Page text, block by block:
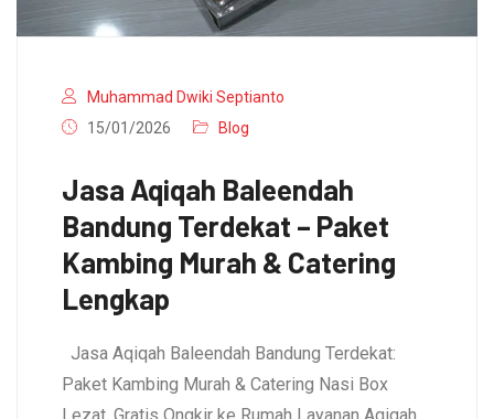
Muhammad Dwiki Septianto
15/01/2026
Blog
Jasa Aqiqah Baleendah
Bandung Terdekat – Paket
Kambing Murah & Catering
Lengkap
Jasa Aqiqah Baleendah Bandung Terdekat:
Paket Kambing Murah & Catering Nasi Box
Lezat, Gratis Ongkir ke Rumah Layanan Aqiqah